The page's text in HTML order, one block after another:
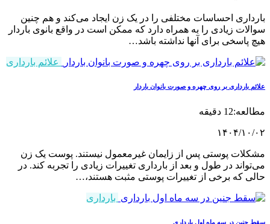
احساسات مختلفی را در یک زن ایجاد می‌کند و هم چنین
زیادی را به همراه دارد که ممکن است در واقع بانوی باردار
پاسخی برای آنها نداشته باشد…
علائم بارداری
بارداری بر روی چهره و صورت بانوان باردار
دقیقه
۱۰/۰۲
پوستی پس از زایمان غیرمعمول نیستند. پوست یک زن
در طول و بعد از بارداری تغییرات زیادی را تجربه کند. در
که برخی از تغییرات پوستی مثبت هستند،…
بارداری
در سه ماه اول بارداری